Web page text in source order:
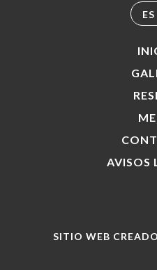
ES
AVISOS
SITIO WEB